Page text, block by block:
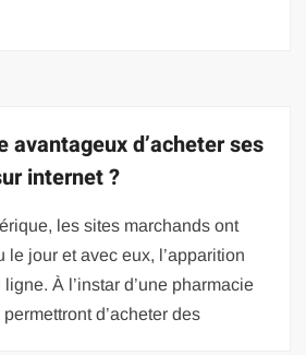
avantageux d’acheter ses
internet ?
les sites marchands ont
le jour et avec eux, l’apparition
À l’instar d’une pharmacie
d’acheter des